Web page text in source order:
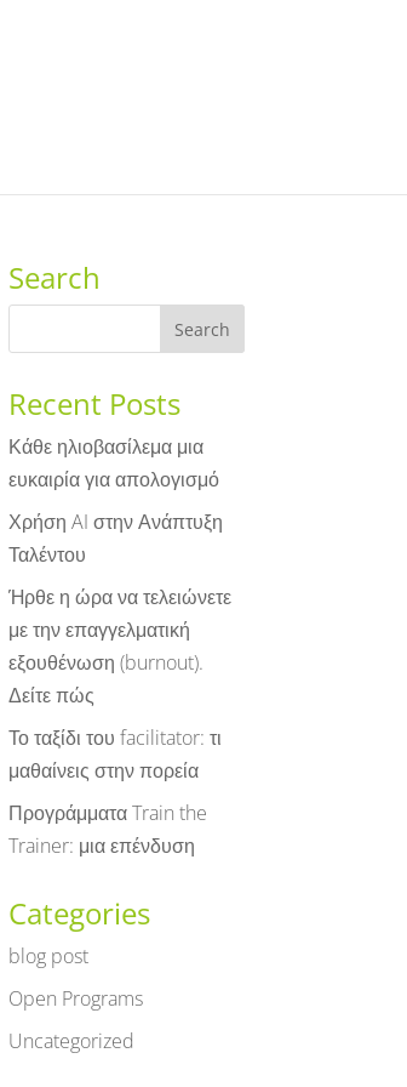
Search
Recent Posts
Κάθε ηλιοβασίλεμα μια
ευκαιρία για απολογισμό
Χρήση AI στην Ανάπτυξη
Ταλέντου
Ήρθε η ώρα να τελειώνετε
με την επαγγελματική
εξουθένωση (burnout).
Δείτε πώς
Το ταξίδι του facilitator: τι
μαθαίνεις στην πορεία
Προγράμματα Train the
Trainer: μια επένδυση
Categories
blog post
Open Programs
Uncategorized